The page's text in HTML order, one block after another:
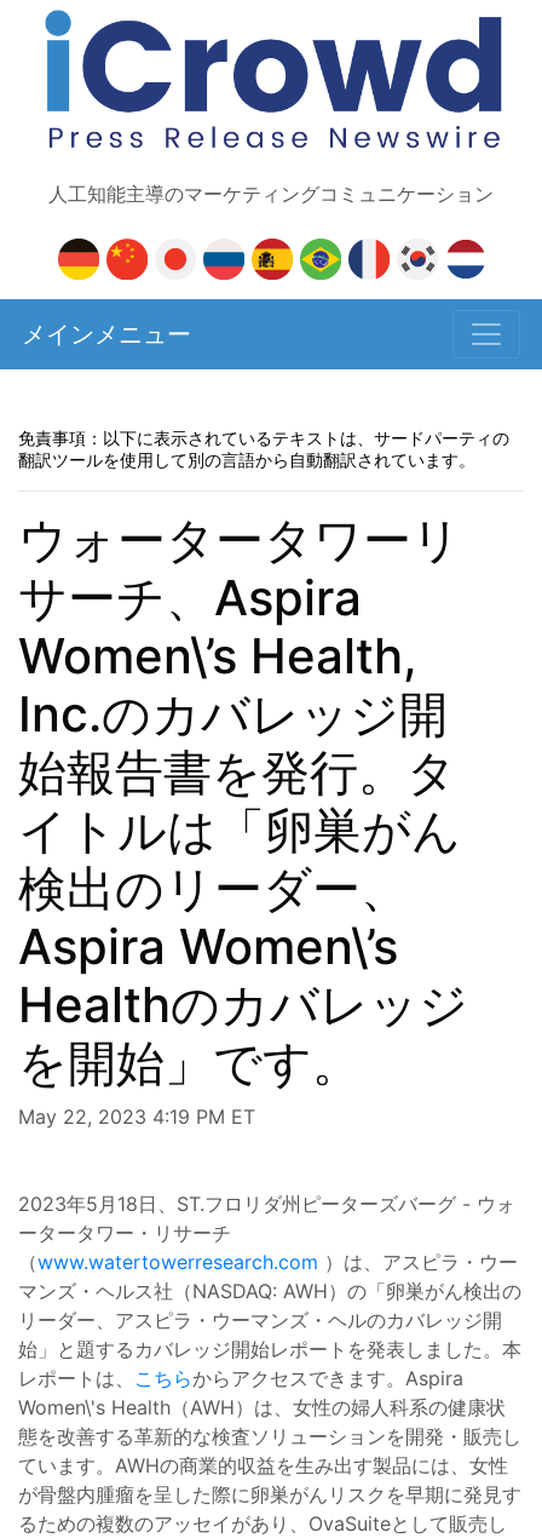
人工知能主導のマーケティングコミュニケーション
メインメニュー
免責事項：以下に表示されているテキストは、サードパーティの
翻訳ツールを使用して別の言語から自動翻訳されています。
ウォータータワーリ
サーチ、Aspira
Women\’s Health,
Inc.のカバレッジ開
始報告書を発行。タ
イトルは「卵巣がん
検出のリーダー、
Aspira Women\’s
Healthのカバレッジ
を開始」です。
May 22, 2023 4:19 PM ET
2023年5月18日、ST.フロリダ州ピーターズバーグ - ウォ
ータータワー・リサーチ
（www.watertowerresearch.com ）は、アスピラ・ウー
マンズ・ヘルス社（NASDAQ: AWH）の「卵巣がん検出の
リーダー、アスピラ・ウーマンズ・ヘルのカバレッジ開
始」と題するカバレッジ開始レポートを発表しました。本
レポートは、 こちらからアクセスできます。Aspira
Women\'s Health（AWH）は、女性の婦人科系の健康状
態を改善する革新的な検査ソリューションを開発・販売し
ています。AWHの商業的収益を生み出す製品には、女性
が骨盤内腫瘤を呈した際に卵巣がんリスクを早期に発見す
るための複数のアッセイがあり、OvaSuiteとして販売し